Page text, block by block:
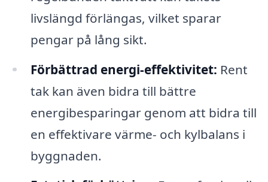
livslängd förlängas, vilket sparar
pengar på lång sikt.
Förbättrad energi-effektivitet: Rent
tak kan även bidra till bättre
energibesparingar genom att bidra till
en effektivare värme- och kylbalans i
byggnaden.